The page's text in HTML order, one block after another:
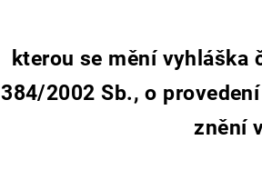
kterou se mění vyhláška
384/2002 Sb., o
znění